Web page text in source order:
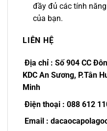
đầy đủ các tính
của bạn.
LIÊN HỆ
Địa chỉ : Số 904 CC
KDC An Sương, P.Tân
Minh
Điện thoại : 088 612
Email :